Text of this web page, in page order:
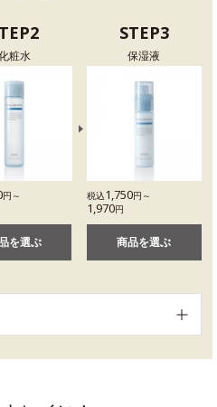
粧水
円～
を選ぶ
STEP3
保湿液
税込1,750円～
1,970円
商品を選ぶ